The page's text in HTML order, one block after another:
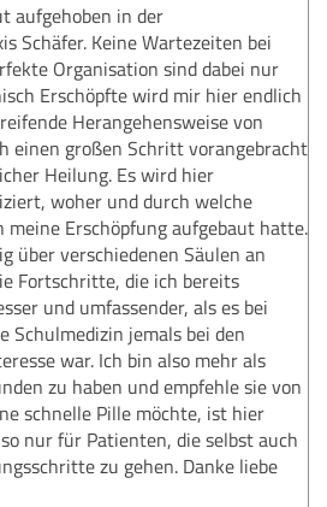
aufgehoben in der
Schäfer. Keine Wartezeiten bei
Organisation sind dabei nur
Erschöpfte wird mir hier endlich
Herangehensweise von
einen großen Schritt vorangebracht
Heilung. Es wird hier
woher und durch welche
meine Erschöpfung aufgebaut hatte.
über verschiedenen Säulen an
Fortschritte, die ich bereits
und umfassender, als es bei
Schulmedizin jemals bei den
war. Ich bin also mehr als
zu haben und empfehle sie von
schnelle Pille möchte, ist hier
nur für Patienten, die selbst auch
zu gehen. Danke liebe